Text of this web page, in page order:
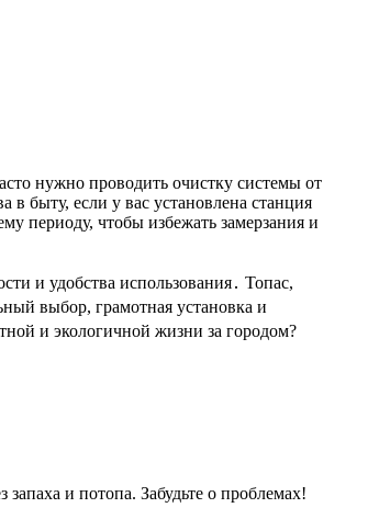
нужно проводить очистку системы от
быту, если у вас установлена станция
периоду, чтобы избежать замерзания и
и удобства использования․ Топас,
выбор, грамотная установка и
и экологичной жизни за городом?
и потопа. Забудьте о проблемах!